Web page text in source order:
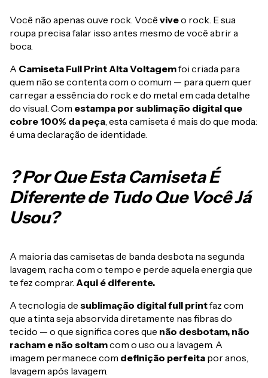
Você não apenas ouve rock. Você viveo rock. E sua
roupa precisa falar isso antes mesmo de você abrir a
boca.
A Camiseta Full Print Alta Voltagemfoi criada para
quem não se contenta com o comum — para quem quer
carregar a essência do rock e do metal em cada detalhe
do visual. Com estampa por sublimação digital que
cobre 100% da peça, esta camiseta é mais do que moda:
é uma declaração de identidade.
? Por Que Esta Camiseta É
Diferente de Tudo Que Você Já
Usou?
A maioria das camisetas de banda desbota na segunda
lavagem, racha com o tempo e perde aquela energia que
te fez comprar. Aqui é diferente.
A tecnologia de sublimação digital full printfaz com
que a tinta seja absorvida diretamente nas fibras do
tecido — o que significa cores que não desbotam, não
racham e não soltamcom o uso ou a lavagem. A
imagem permanece com definição perfeita por anos,
lavagem após lavagem.